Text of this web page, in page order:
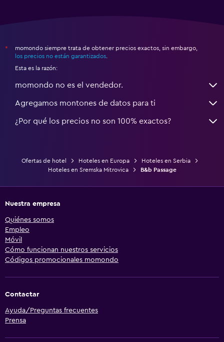
*
momondo siempre trata de obtener precios exactos, sin embargo,
los precios no están garantizados
Esta es la razón:
momondo no es el vendedor.
Agregamos montones de datos para ti
¿Por qué los precios no son 100% exactos?
Ofertas de hotel Hoteles en Europa
Hoteles en Serbia
Hoteles en Sremska Mitrovica
B&b Passage
Nuestra empresa
Quiénes somos
Empleo
Móvil
Cómo funcionan nuestros servicios
Códigos promocionales momondo
Contactar
Ayuda/Preguntas frecuentes
Prensa